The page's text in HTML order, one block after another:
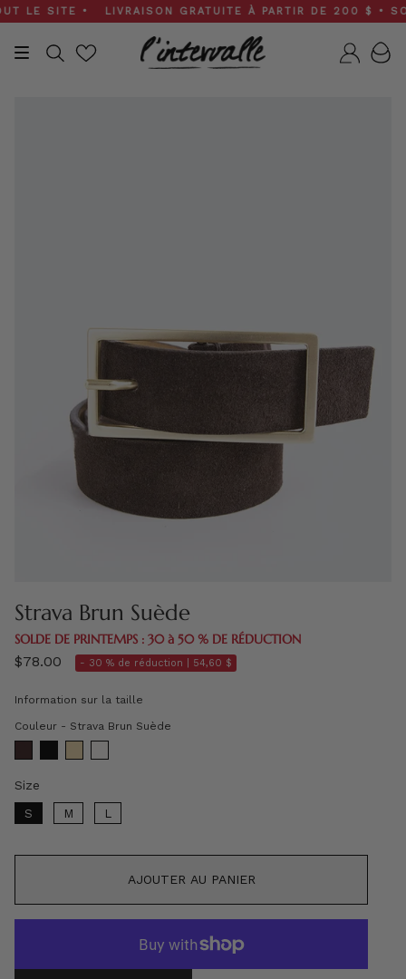
Skip
to
content
• LIVRAISON GRATUITE À PARTIR DE 200 $ •
Recherche
Strava Brun Suède
SOLDE DE PRINTEMPS : 30 à 50 % DE RÉDUCTION
$78.00 - 30 % de réduction | 54,60 $
Information sur la taille
Couleur - Strava Brun Suède
Size
S M L
AJOUTER AU PANIER